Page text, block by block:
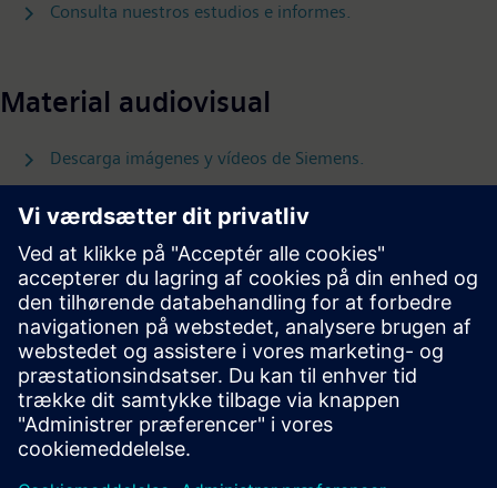
Consulta nuestros estudios e informes.
Material audiovisual
Descarga imágenes y vídeos de Siemens.
Follow
Prensa | Empresa | Siemens
© Siemens 1996 – 2026
Información Corporativa